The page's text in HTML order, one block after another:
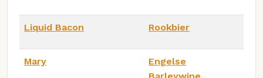
Liquid Bacon Rookbier
Mary
Engelse